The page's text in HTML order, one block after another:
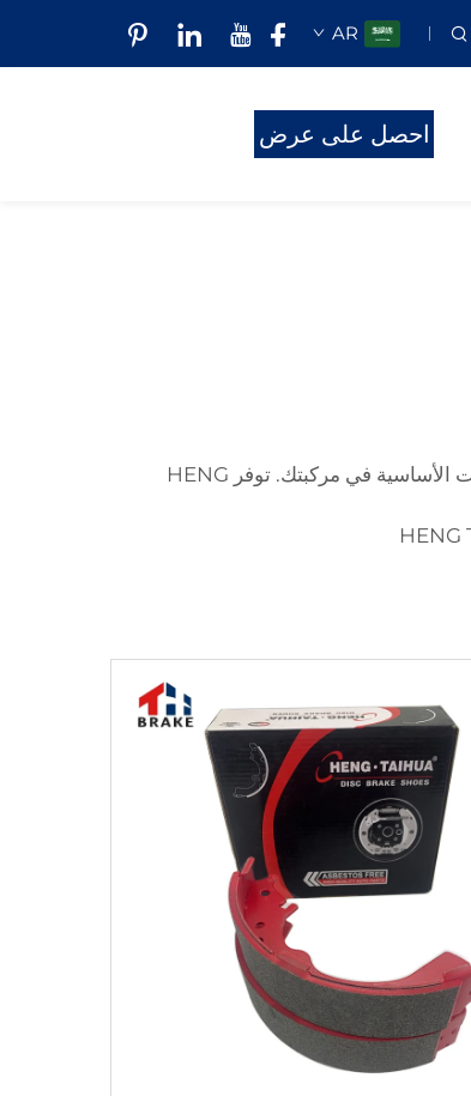
AR
احصل على عرض
إذا كنت تمتلك Toyota Highlander، فبالتأكيد تدرك الحاجة إلى الحفاظ عليها في حالة ممتازة. تعد فرامل الأقراص من المكونات الأساسية في مركبتك. توفر HENG